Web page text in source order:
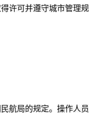
许可并遵守城市管理规
航局的规定。操作人员